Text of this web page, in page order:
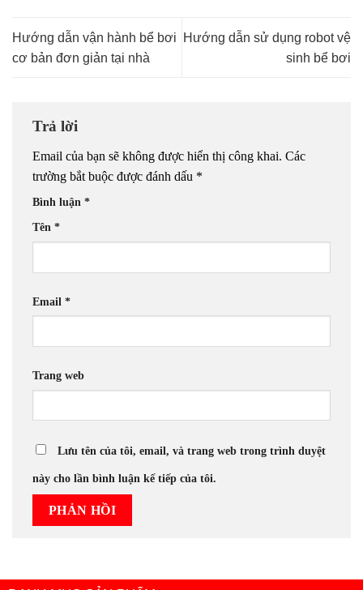
Hướng dẫn vận hành bể bơi
cơ bản đơn giản tại nhà
Hướng dẫn sử dụng robot vệ
sinh bể bơi
Trả lời
Email của bạn sẽ không được hiển thị công khai. Các
trường bắt buộc được đánh dấu *
Bình luận *
Tên *
Email *
Trang web
Lưu tên của tôi, email, và trang web trong trình duyệt
này cho lần bình luận kế tiếp của tôi.